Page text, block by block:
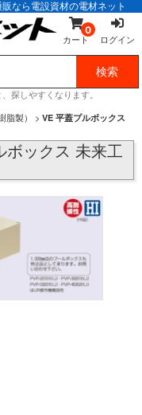
なら電設資材の電材ネット
0
カート ログイン
探しやすくなります。
脂製） > VE 平蓋プルボックス
ボックス 未来工